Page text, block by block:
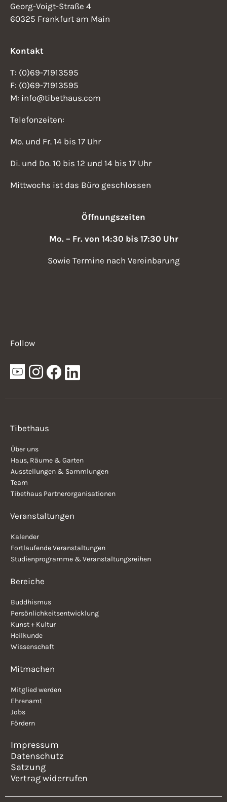
Georg-Voigt-Straße 4
60325 Frankfurt am Main
Kontakt
T: (0)69-71913595
F: (0)69-71913595
M: info@tibethaus.com
Telefonzeiten:
Mo. und Fr. 14 bis 17 Uhr
Di. und Do. 10 bis 12 und 14 bis 17 Uhr
Mittwochs ist das Büro geschlossen
Öffnungszeiten
Mo. – Fr. von 14:30 bis 17:30 Uhr
Sowie Termine nach Vereinbarung
Follow
Tibethaus
Über uns
Haus, Räume & Garten
Ausstellungen & Sammlungen
Team
Tibethaus Partnerorganisationen
Veranstaltungen
Kalender
Fortlaufende Veranstaltungen
Studienprogramme & Veranstaltungsreihen
Bereiche
Buddhismus
Persönlichkeitsentwicklung
Kunst + Kultur
Heilkunde
Wissenschaft
Mitmachen
Mitglied werden
Ehrenamt
Jobs
Fördern
Impressum
Datenschutz
Satzung
Vertrag widerrufen